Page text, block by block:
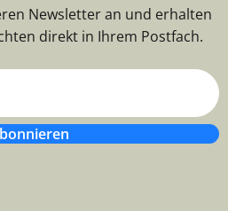
Newsletter an und erhalten
direkt in Ihrem Postfach.